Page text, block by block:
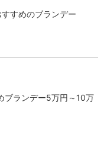
すめのブランデー
ブランデー5万円～10万